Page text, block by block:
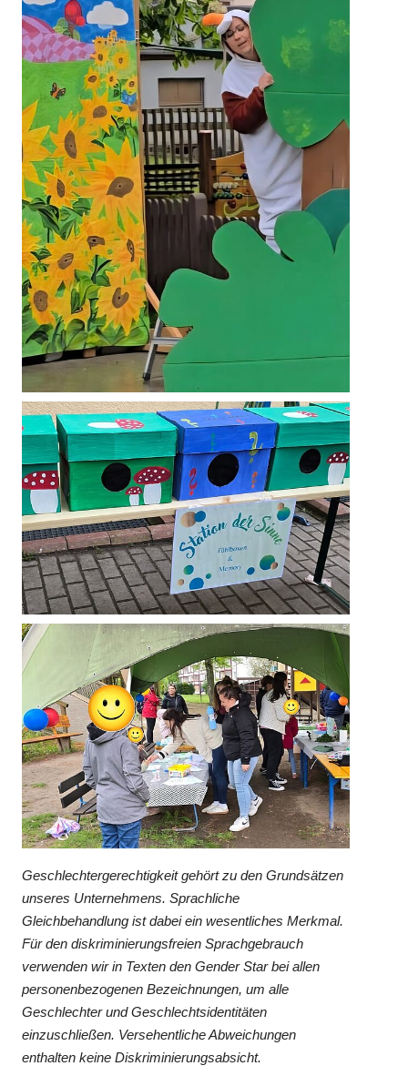
Geschlechtergerechtigkeit gehört zu den Grundsätzen
unseres Unternehmens. Sprachliche
Gleichbehandlung ist dabei ein wesentliches Merkmal.
Für den diskriminierungsfreien Sprachgebrauch
verwenden wir in Texten den Gender Star bei allen
personenbezogenen Bezeichnungen, um alle
Geschlechter und Geschlechtsidentitäten
einzuschließen. Versehentliche Abweichungen
enthalten keine Diskriminierungsabsicht.